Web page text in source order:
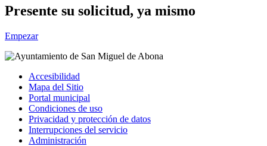
Presente su solicitud, ya mismo
Empezar
Accesibilidad
Mapa del Sitio
Portal municipal
Condiciones de uso
Privacidad y protección de datos
Interrupciones del servicio
Administración